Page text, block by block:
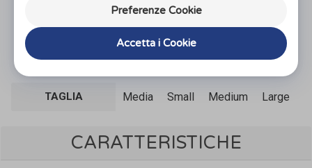
garantire il corretto supporto da parte di un
tecnico ortopedico specializzato.
Vieni in negozio!
TAGLIA Media Small Medium Large
CARATTERISTICHE
Preferenze Cookie
Accetta i Cookie